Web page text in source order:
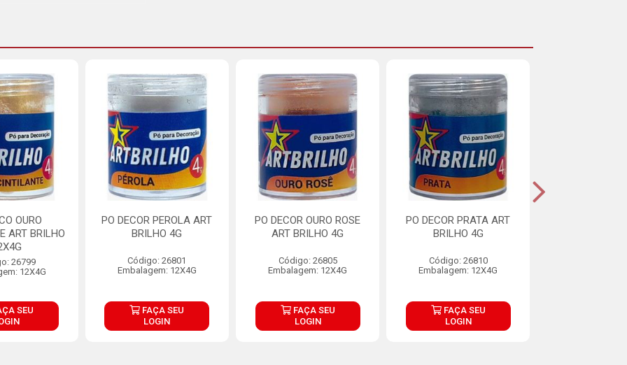
OURO
ART BRILHO
26799
12X4G
SEU
PO DECOR PEROLA ART
BRILHO 4G
Código: 26801
Embalagem: 12X4G
FAÇA SEU
LOGIN
PO DECOR OURO ROSE
ART BRILHO 4G
Código: 26805
Embalagem: 12X4G
FAÇA SEU
LOGIN
PO DECOR PRATA ART
BRILHO 4G
Código: 26810
Embalagem: 12X4G
FAÇA SEU
LOGIN